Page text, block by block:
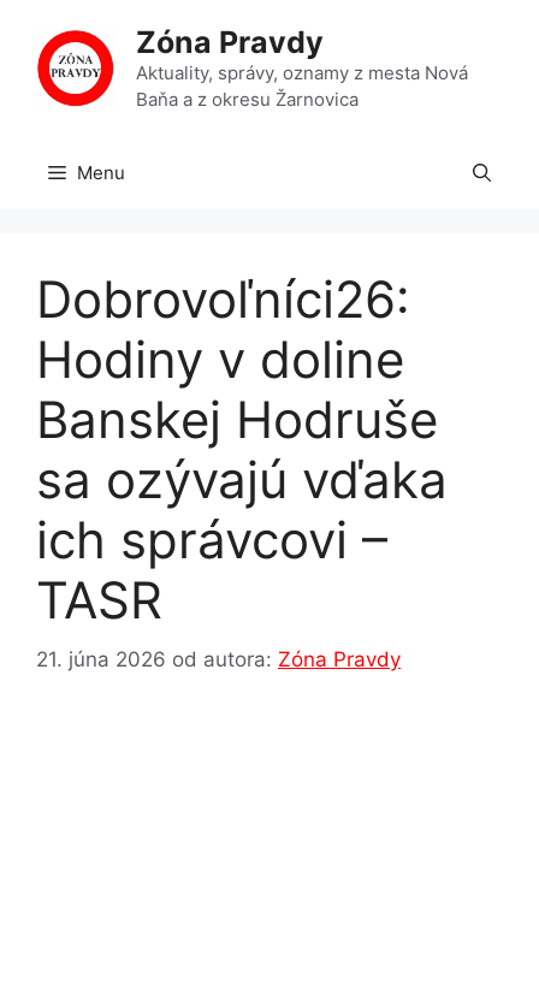
obsah
Zóna Pravdy
Aktuality, správy, oznamy z mesta Nová
Baňa a z okresu Žarnovica
Menu
Dobrovoľníci26:
Hodiny v doline
Banskej Hodruše
sa ozývajú vďaka
ich správcovi –
TASR
21. júna 2026 od autora: Zóna Pravdy